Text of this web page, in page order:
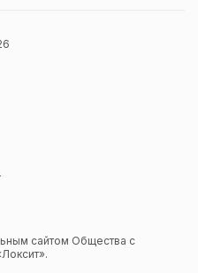
сайтом Общества с